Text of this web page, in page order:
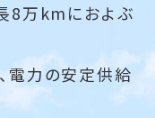
8万kmにおよぶ
電力の安定供給